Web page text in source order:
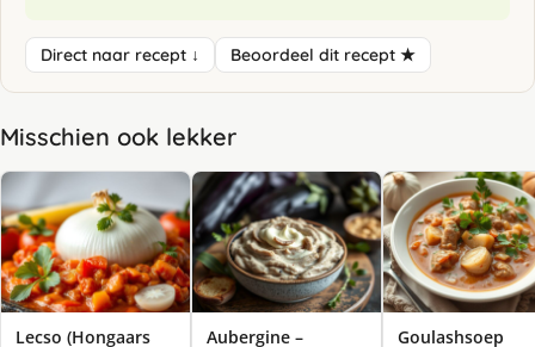
Direct naar recept ↓ Beoordeel dit recept ★
Misschien ook lekker
Lecso (Hongaars
Aubergine –
Goulashsoep